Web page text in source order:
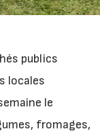
publics
locales
le
fromages,